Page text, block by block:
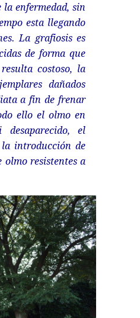
enfermedad, sin
esta llegando
La grafiosis es
de forma que
costoso, la
dañados
a fin de frenar
ello el olmo en
desaparecido, el
introducción de
olmo resistentes a